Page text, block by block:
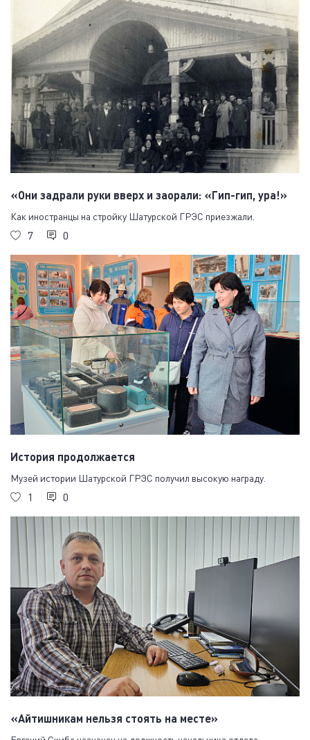
«Они задрали руки вверх и заорали: «Гип-гип, ура!»
Как иностранцы на стройку Шатурской ГРЭС приезжали.
7 0
История продолжается
Музей истории Шатурской ГРЭС получил высокую награду.
1 0
«Айтишникам нельзя стоять на месте»